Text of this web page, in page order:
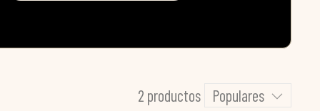
2 productos Populares